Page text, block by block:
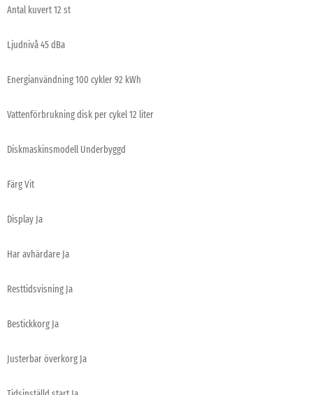
Antal kuvert 12 st
Ljudnivå 45 dBa
Energianvändning 100 cykler 92 kWh
Vattenförbrukning disk per cykel 12 liter
Diskmaskinsmodell Underbyggd
Färg Vit
Display Ja
Har avhärdare Ja
Resttidsvisning Ja
Bestickkorg Ja
Justerbar överkorg Ja